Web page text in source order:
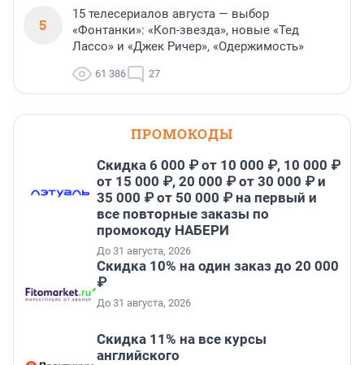
5
15 телесериалов августа — выбор
«Фонтанки»: «Коп-звезда», новые «Тед
Лассо» и «Джек Ричер», «Одержимость»
61 386 27
ПРОМОКОДЫ
Скидка 6 000 ₽ от 10 000 ₽, 10 000 ₽
от 15 000 ₽, 20 000 ₽ от 30 000 ₽ и
35 000 ₽ от 50 000 ₽ на первый и
все повторные заказы по
промокоду НАБЕРИ
До 31 августа, 2026
Скидка 10% на один заказ до 20 000
₽
До 31 августа, 2026
Скидка 11% на все курсы
английского